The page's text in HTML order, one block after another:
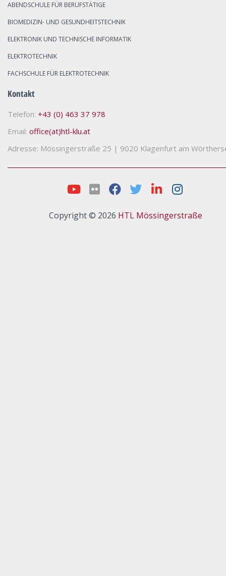
ABENDSCHULE FÜR BERUFSTÄTIGE
BIOMEDIZIN- UND GESUNDHEITSTECHNIK
ELEKTRONIK UND TECHNISCHE INFORMATIK
ELEKTROTECHNIK
FACHSCHULE FÜR ELEKTROTECHNIK
Kontakt
Telefon: +43 (0) 463 37 978
Email: office(at)htl-klu.at
Adresse: Mössingerstraße 25 | 9020 Klagenfurt am
Copyright © 2026 HTL Mössingerstraße